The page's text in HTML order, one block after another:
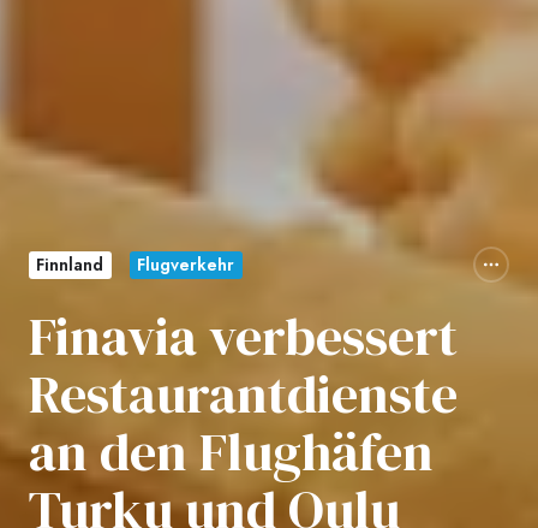
Finnland Flugverkehr
Finavia verbessert
Restaurantdienste
an den Flughäfen
Turku und Oulu